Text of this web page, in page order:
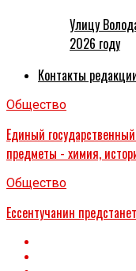
Улицу
2026 году
Контакты
Общество
Единый
предметы - химия,
Общество
Ессентучанин